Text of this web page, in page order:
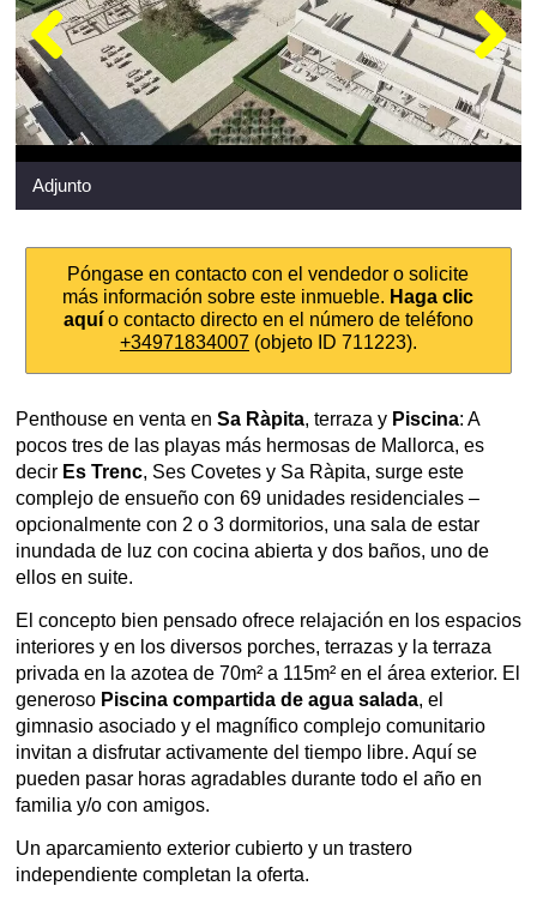
Adjunto
Póngase en contacto con el vendedor o solicite
más información sobre este inmueble. Haga clic
aquío contacto directo en el número de teléfono
+34971834007(objeto ID 711223).
Penthouse en venta en Sa Ràpita, terraza y Piscina: A
pocos tres de las playas más hermosas de Mallorca, es
decir Es Trenc, Ses Covetes y Sa Ràpita, surge este
complejo de ensueño con 69 unidades residenciales –
opcionalmente con 2 o 3 dormitorios, una sala de estar
inundada de luz con cocina abierta y dos baños, uno de
ellos en suite.
El concepto bien pensado ofrece relajación en los espacios
interiores y en los diversos porches, terrazas y la terraza
privada en la azotea de 70m² a 115m² en el área exterior. El
generoso Piscina compartida de agua salada, el
gimnasio asociado y el magnífico complejo comunitario
invitan a disfrutar activamente del tiempo libre. Aquí se
pueden pasar horas agradables durante todo el año en
familia y/o con amigos.
Un aparcamiento exterior cubierto y un trastero
independiente completan la oferta.